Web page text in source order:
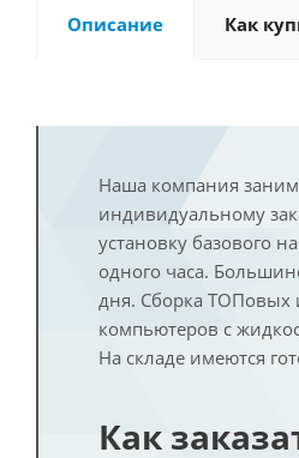
Описание Как
Наша компания
индивидуальному
установку базового
одного часа.
дня. Сборка ТОПовых
компьютеров с
На складе имеются
Как